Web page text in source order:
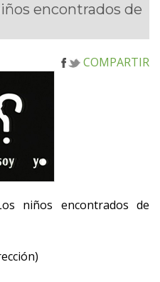
encontrados de
COMPARTIR
niños encontrados de